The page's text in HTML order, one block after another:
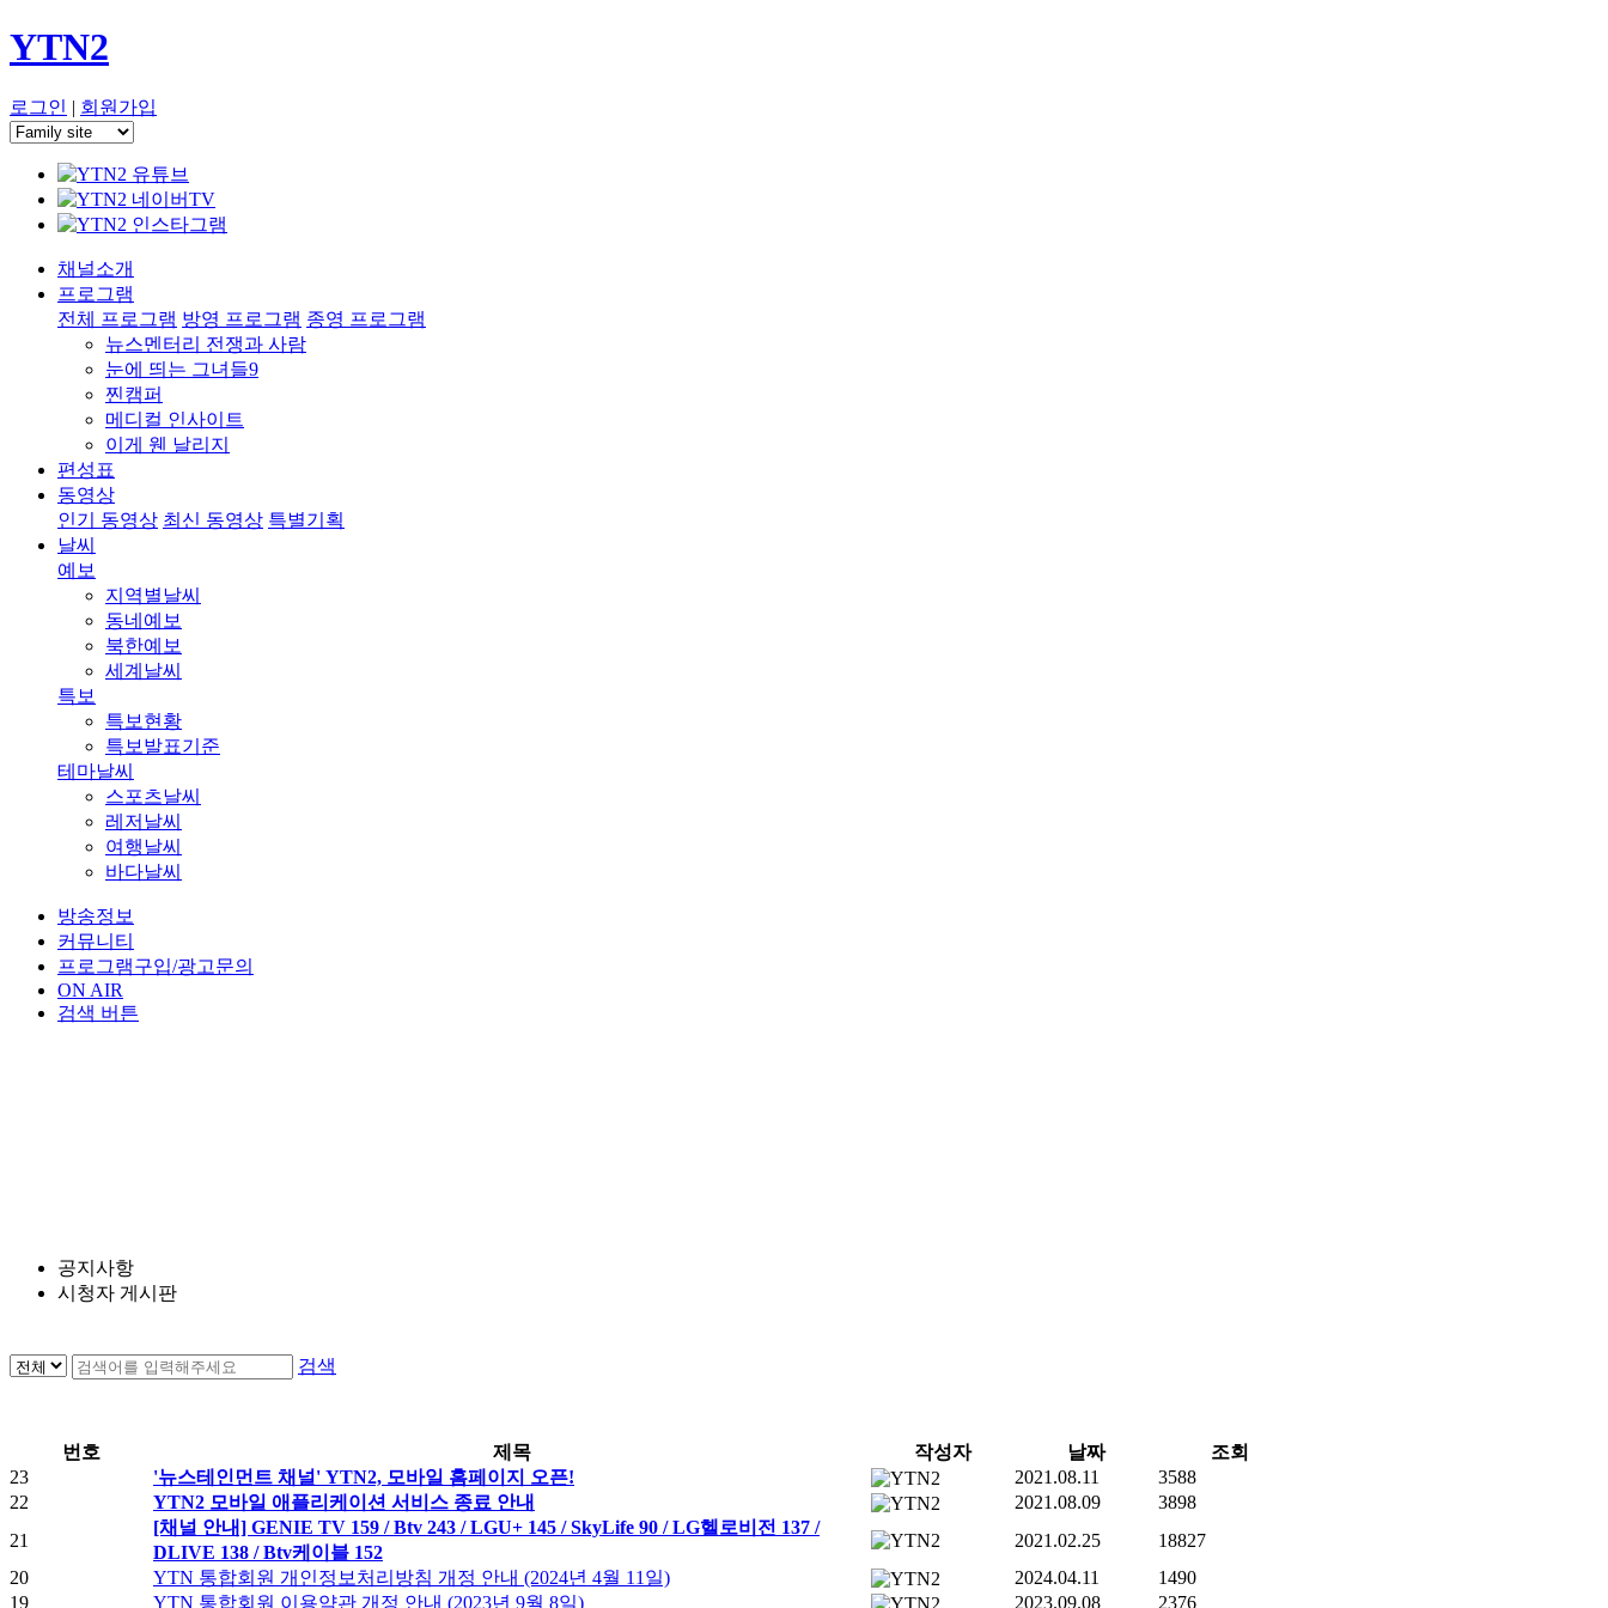
YTN2
로그인 | 회원가입
채널소개
프로그램
전체 프로그램 방영 프로그램 종영 프로그램
뉴스멘터리 전쟁과 사람
눈에 띄는 그녀들9
찐캠퍼
메디컬 인사이트
이게 웬 날리지
편성표
동영상
인기 동영상 최신 동영상 특별기획
날씨
예보
지역별날씨
동네예보
북한예보
세계날씨
특보
특보현황
특보발표기준
테마날씨
스포츠날씨
레저날씨
여행날씨
바다날씨
방송정보
커뮤니티
프로그램구입/광고문의
ON AIR
검색 버튼
공지사항
시청자 게시판
검색
번호 제목 작성자 날짜
조회
23
'뉴스테인먼트 채널' YTN2, 모바일 홈페이지 오픈! 2021.08.11
3588
22
YTN2 모바일 애플리케이션 서비스 종료 안내 2021.08.09
3898
21
[채널 안내] GENIE TV 159 / Btv 243 / LGU+ 145 / SkyLife 90 / LG헬로비전 137 /
DLIVE 138 / Btv케이블 152
2021.02.25
18827
20
YTN 통합회원 개인정보처리방침 개정 안내 (2024년 4월 11일) 2024.04.11
1490
19
YTN 통합회원 이용약관 개정 안내 (2023년 9월 8일) 2023.09.08 2376